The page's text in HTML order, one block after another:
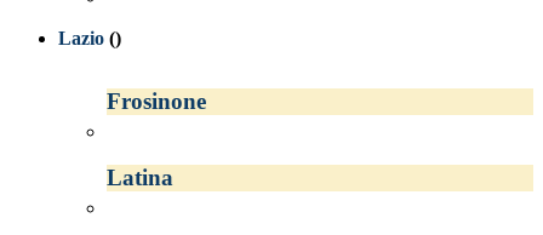
Lazio ()
Frosinone
Latina